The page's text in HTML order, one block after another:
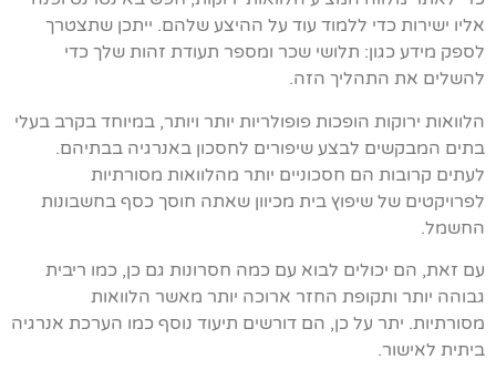
אליו ישירות כדי ללמוד עוד על ההיצע שלהם. ייתכן שתצטרך
לספק מידע כגון: תלושי שכר ומספר תעודת זהות שלך כדי
להשלים את התהליך הזה.
הלוואות ירוקות הופכות פופולריות יותר ויותר, במיוחד בקרב בעלי
בתים המבקשים לבצע שיפורים לחסכון באנרגיה בבתיהם.
לעתים קרובות הם חסכוניים יותר מהלוואות מסורתיות
לפרויקטים של שיפוץ בית מכיוון שאתה חוסך כסף בחשבונות
החשמל.
עם זאת, הם יכולים לבוא עם כמה חסרונות גם כן, כמו ריבית
גבוהה יותר ותקופת החזר ארוכה יותר מאשר הלוואות
מסורתיות. יתר על כן, הם דורשים תיעוד נוסף כמו הערכת אנרגיה
ביתית לאישור.